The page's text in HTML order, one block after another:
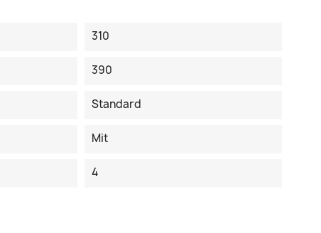
310
390
Standard
Mit
4